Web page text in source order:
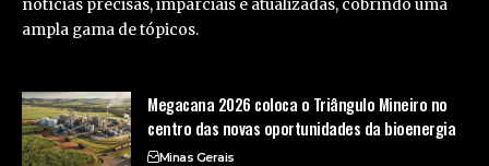
notícias precisas, imparciais e atualizadas, cobrindo uma
ampla gama de tópicos.
Megacana 2026 coloca o Triângulo Mineiro no
centro das novas oportunidades da bioenergia
Minas Gerais